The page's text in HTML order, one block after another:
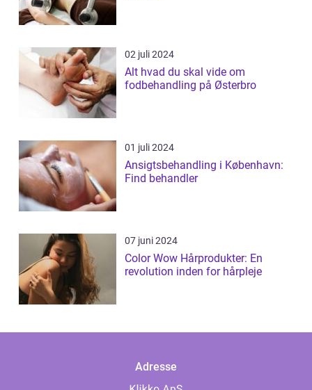
02 juli 2024
Alt hvad du skal vide om
fodbehandling på Østerbro
01 juli 2024
Ansigtsbehandling i København:
Find behandler
07 juni 2024
Color Wow Hårprodukter: En
revolution inden for hårpleje
Adresse